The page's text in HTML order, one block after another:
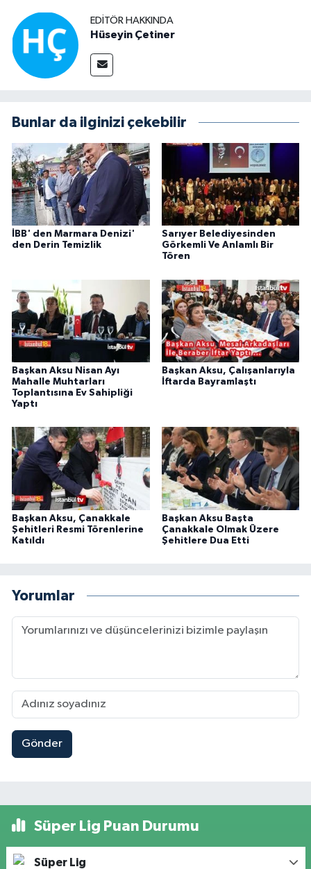
EDITÖR HAKKINDA
Hüseyin Çetiner
Bunlar da ilginizi çekebilir
İBB' den Marmara Denizi'
den Derin Temizlik
Sarıyer Belediyesinden
Görkemli Ve Anlamlı Bir
Tören
Başkan Aksu Nisan Ayı
Mahalle Muhtarları
Toplantısına Ev Sahipliği
Yaptı
Başkan Aksu, Çalışanlarıyla
İftarda Bayramlaştı
Başkan Aksu, Çanakkale
Şehitleri Resmi Törenlerine
Katıldı
Başkan Aksu Başta
Çanakkale Olmak Üzere
Şehitlere Dua Etti
Yorumlar
Gönder
Süper Lig Puan Durumu
Süper Lig